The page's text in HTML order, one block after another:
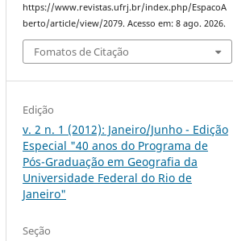
https://www.revistas.ufrj.br/index.php/EspacoA
berto/article/view/2079. Acesso em: 8 ago. 2026.
Fomatos de Citação
Edição
v. 2 n. 1 (2012): Janeiro/Junho - Edição
Especial "40 anos do Programa de
Pós-Graduação em Geografia da
Universidade Federal do Rio de
Janeiro"
Seção